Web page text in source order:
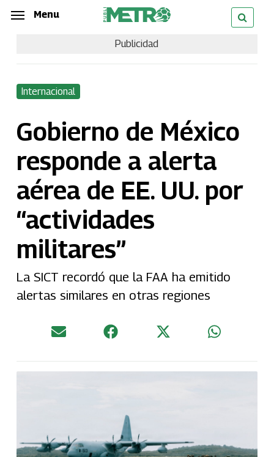
Skip
content
Menu
Publicidad
Internacional
Gobierno de México
responde a alerta
aérea de EE. UU. por
“actividades
militares”
La SICT recordó que la FAA ha emitido
alertas similares en otras regiones
Menu